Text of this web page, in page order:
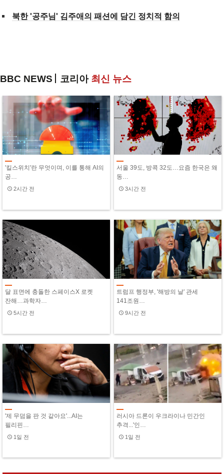
북한 '공주님' 김주애의 패션에 담긴 정치적 함의
BBC NEWS 코리아 최신 뉴스
'킬스위치'란 무엇이며, 이를 통해 AI의
공…
2시간 전
서울 39도, 방콕 32도…요즘 한국은 왜
동…
3시간 전
달 표면에 충돌한 스페이스X 로켓
잔해…과학자…
5시간 전
트럼프 행정부, '해방의 날' 관세
141조원…
9시간 전
'제 무덤을 판 것 같아요'...AI는
필리핀…
1일 전
러시아 드론이 우크라이나 민간인
추격...'인…
1일 전